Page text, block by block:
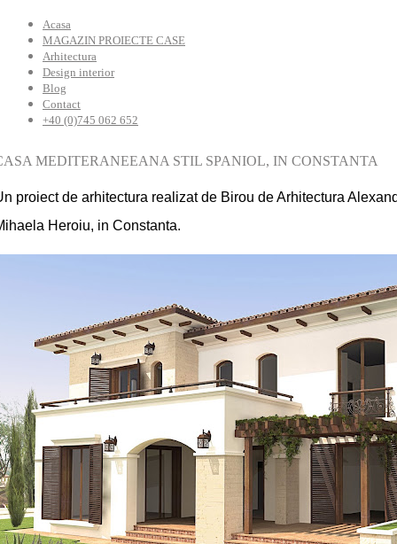
Acasa
MAGAZIN PROIECTE CASE
Arhitectura
Design interior
Blog
Contact
+40 (0)745 062 652
MEDITERANEEANA STIL SPANIOL, IN CONSTANTA
proiect de arhitectura realizat de Birou de Arhitectura
Heroiu, in Constanta.